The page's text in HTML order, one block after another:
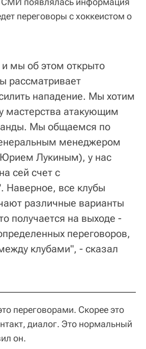
переговоры с хоккеистом о
и мы об этом открыто
рассматривает
нападение. Мы хотим
мастерства атакующим
Мы общаемся по
менеджером
Лукиным), у нас
сей счет с
Наверное, все клубы
различные варианты
получается на выходе -
переговоров,
клубами", - сказал
переговорами. Скорее это
диалог. Это нормальный
он.